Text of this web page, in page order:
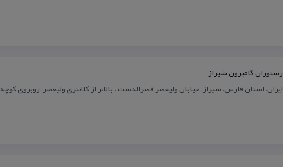
رستوران گامبرون شیراز
ایران، استان فارس، شیراز، خیابان ولیعصر قصرالدشت ، بالاتر از كلانتری ولیعصر، روبروی كوچه ۲۰